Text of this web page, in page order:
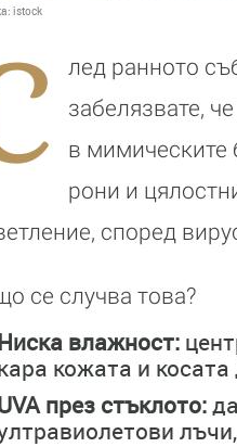
istock
лед ранното
забелязвате,
в мимическите
рони и
според
се случва това?
влажност:
кожата и косата
през стъклото: